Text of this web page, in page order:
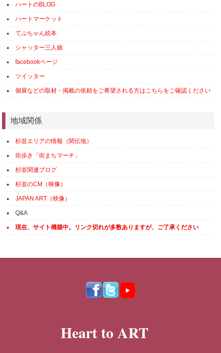
ハートのBLOG
ハートマーケット
てぶちゃん絵本
シャッター三人娘
facebookページ
ツイッター
個展などの取材・掲載の依頼をご希望される方はこちらをご確認ください
地域関係
杉並エリアの情報（関伝地）
街歩き「街まちマーチ」
杉並関連ブログ
杉並のCM（映像）
JAPAN ART（映像）
Q&A
現在、サイト構築中。リンク切れが多数ありますが、ご了承ください
Heart to ART